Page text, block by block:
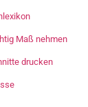
Maß nehmen
drucken